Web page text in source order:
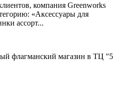
компания Greenworks
«Аксессуары для
ассорт...
флагманский магазин в ТЦ "5